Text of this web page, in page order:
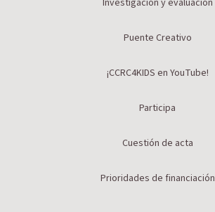
Investigación y evaluación
Puente Creativo
¡CCRC4KIDS en YouTube!
Participa
Cuestión de acta
Prioridades de financiación